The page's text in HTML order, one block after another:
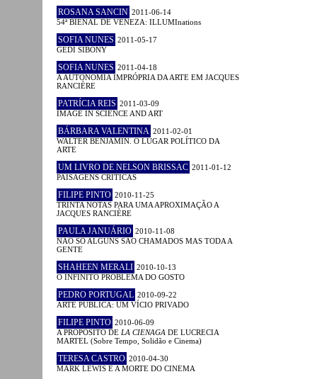
ROSANA SANCIN 2011-06-14
54ª BIENAL DE VENEZA: ILLUMInations
SOFIA NUNES 2011-05-17
GEDI SIBONY
SOFIA NUNES 2011-04-18
A AUTONOMIA IMPRÓPRIA DA ARTE EM JACQUES
RANCIÈRE
PATRÍCIA REIS 2011-03-09
IMAGE IN SCIENCE AND ART
BÁRBARA VALENTINA 2011-02-01
WALTER BENJAMIN. O LUGAR POLÍTICO DA
ARTE
UM LIVRO DE NELSON BRISSAC 2011-01-12
PAISAGENS CRÍTICAS
FILIPE PINTO 2010-11-25
TRINTA NOTAS PARA UMA APROXIMAÇÃO A
JACQUES RANCIÈRE
PAULA JANUÁRIO 2010-11-08
NÃO SÓ ALGUNS SÃO CHAMADOS MAS TODA A
GENTE
SHAHEEN MERALI 2010-10-13
O INFINITO PROBLEMA DO GOSTO
PEDRO PORTUGAL 2010-09-22
ARTE PÚBLICA: UM VÍCIO PRIVADO
FILIPE PINTO 2010-06-09
A PROPÓSITO DE LA CIENAGA DE LUCRECIA
MARTEL (Sobre Tempo, Solidão e Cinema)
TERESA CASTRO 2010-04-30
MARK LEWIS E A MORTE DO CINEMA